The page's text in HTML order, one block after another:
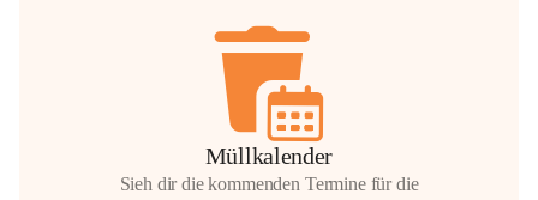
Müllkalender
Sieh dir die kommenden Termine für die